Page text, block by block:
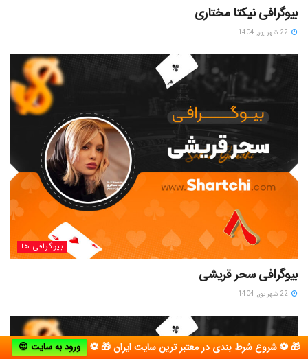
بیوگرافی نیکتا مختاری
بیوگرافی ها
بیوگرافی سحر قریشی
🎁 ⚽ شروع شرط بندی در معتبر ترین سایت ایران 🎁 ⚽ ورود به سایت 😍